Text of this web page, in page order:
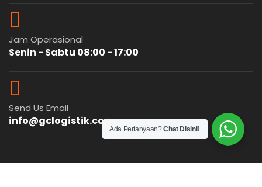
Jam Operasional
Senin - Sabtu 08:00 - 17:00
Send Us Email
info@gclogistik.com
Ada Pertanyaan?Chat Disini!